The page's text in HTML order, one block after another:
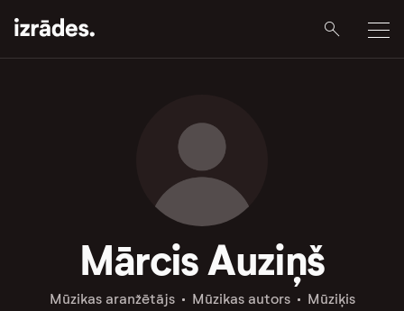
Mārcis Auziņš
Mūzikas aranžētājs Mūzikas autors Mūziķis